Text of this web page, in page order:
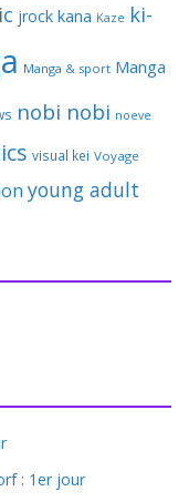
jrock kana Kaze ki-
Manga & sport Manga
nobi nobi noeve
visual kei Voyage
young adult
: 1er jour